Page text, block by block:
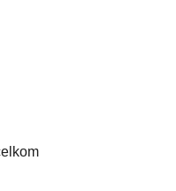
prvky výpisu